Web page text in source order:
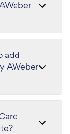
add
AWeber